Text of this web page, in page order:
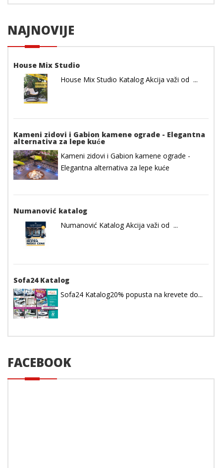
NAJNOVIJE
House Mix Studio
House Mix Studio Katalog Akcija važi od ...
Kameni zidovi i Gabion kamene ograde - Elegantna
alternativa za lepe kuće
Kameni zidovi i Gabion kamene ograde -
Elegantna alternativa za lepe kuće
Numanović katalog
Numanović Katalog Akcija važi od ...
Sofa24 Katalog
Sofa24 Katalog20% popusta na krevete do...
FACEBOOK